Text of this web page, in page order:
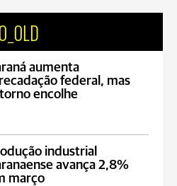
aumenta
federal, mas
encolhe
industrial
avança 2,8%
março